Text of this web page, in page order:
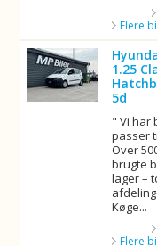
Flere
1.25
5d
" Vi har
passer
Over
brugte
lager –
Køge...
Flere